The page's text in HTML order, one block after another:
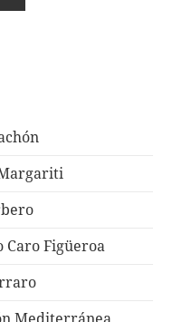
Caro Figüeroa